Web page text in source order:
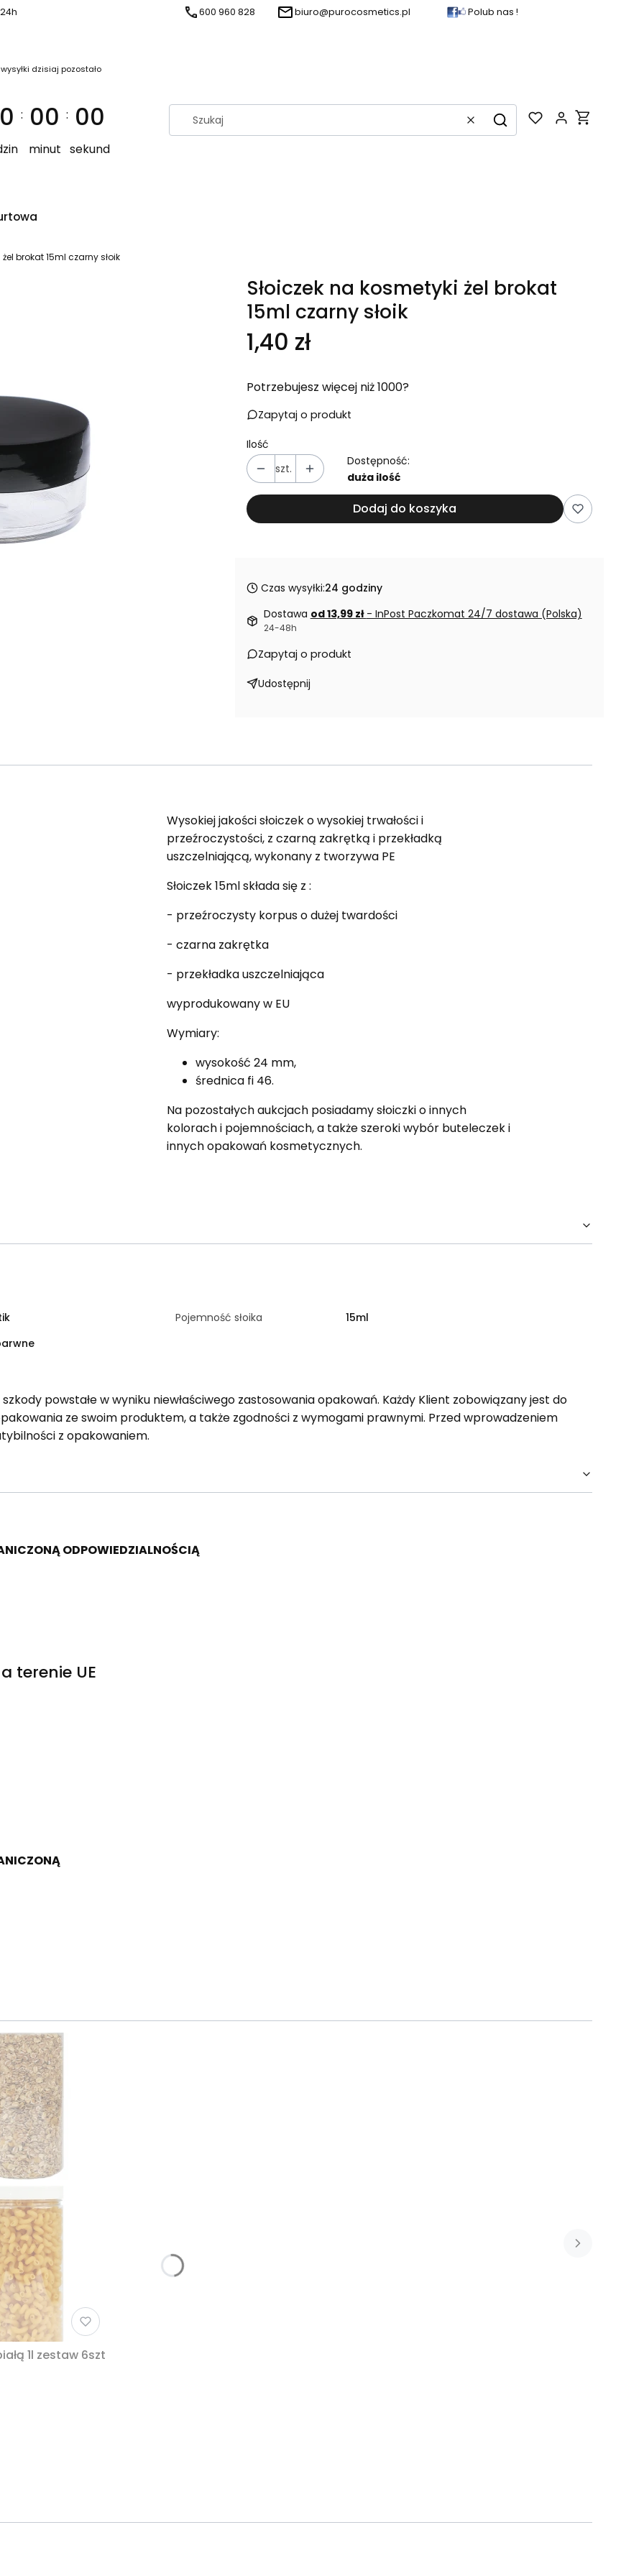
600 960 828 biuro@purocosmetics.pl Polub nas !
dzisiaj pozostało
: 00
minut
: 00
sekund
WyczyśćSzukaj
Produkty w
brokat 15ml czarny słoik
Słoiczek na kosmetyki żel brokat
15ml czarny słoik
Cena
1,40 zł
Potrzebujesz więcej niż 1000?
Zapytaj o produkt
Ilość
szt.
Dostępność:
duża ilość
Dodaj do koszyka
Czas wysyłki:24 godziny
Dostawa od 13,99 zł - InPost Paczkomat 24/7 dostawa (Polska)
24-48h
Zapytaj o produkt
Udostępnij
Wysokiej jakości słoiczek o wysokiej trwałości i
przeźroczystości, z czarną zakrętką i przekładką
uszczelniającą, wykonany z tworzywa PE
Słoiczek 15ml składa się z :
- przeźroczysty korpus o dużej twardości
- czarna zakrętka
- przekładka uszczelniająca
wyprodukowany w EU
Wymiary:
wysokość 24 mm,
średnica fi 46.
Na pozostałych aukcjach posiadamy słoiczki o innych
kolorach i pojemnościach, a także szeroki wybór buteleczek i
innych opakowań kosmetycznych.
Pojemność słoika
15ml
powstałe w wyniku niewłaściwego zastosowania opakowań. Każdy Klient zobowiązany jest do
ze swoim produktem, a także zgodności z wymogami prawnymi. Przed wprowadzeniem
z opakowaniem.
ODPOWIEDZIALNOŚCIĄ
terenie UE
Słoik plastikowy PET 1000ml z nakrętką białą 1l zestaw 6szt